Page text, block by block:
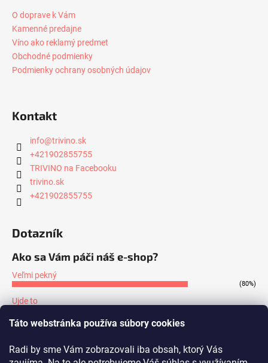
Táto webstránka používa súbory cookies
Radi by sme Vám zobrazovali iba obsah, ktorý Vás
O doprave k Vám
Kamenné predajne
Víno ako reklamý predmet
Obchodné podmienky
Podmienky ochrany osobných údajov
Kontakt
info@trivino.sk
+421902855755
TRIVINO na Facebooku
trivino.sk
+421902855755
Dotazník
Ako sa Vám páči náš e-shop?
Veľmi pekný
(80%)
Ujde to
Nepáči sa mi
Počet hlasov: 171